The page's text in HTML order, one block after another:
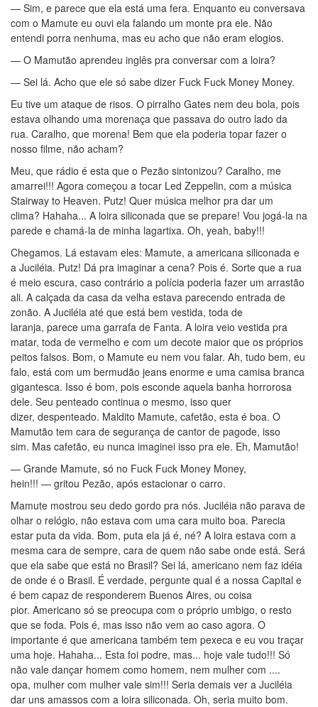
— Sim, e parece que ela está uma fera. Enquanto eu conversava
com o Mamute eu ouvi ela falando um monte pra ele. Não
entendi porra nenhuma, mas eu acho que não eram elogios.
— O Mamutão aprendeu inglês pra conversar com a loira?
— Sei lá. Acho que ele só sabe dizer Fuck Fuck Money Money.
Eu tive um ataque de risos. O pirralho Gates nem deu bola, pois
estava olhando uma morenaça que passava do outro lado da
rua. Caralho, que morena! Bem que ela poderia topar fazer o
nosso filme, não acham?
Meu, que rádio é esta que o Pezão sintonizou? Caralho, me
amarrei!!! Agora começou a tocar Led Zeppelin, com a música
Stairway to Heaven. Putz! Quer música melhor pra dar um
clima? Hahaha... A loira siliconada que se prepare! Vou jogá-la na
parede e chamá-la de minha lagartixa. Oh, yeah, baby!!!
Chegamos. Lá estavam eles: Mamute, a americana siliconada e
a Juciléia. Putz! Dá pra imaginar a cena? Pois é. Sorte que a rua
é meio escura, caso contrário a polícia poderia fazer um arrastão
ali. A calçada da casa da velha estava parecendo entrada de
zonão. A Juciléia até que está bem vestida, toda de
laranja, parece uma garrafa de Fanta. A loira veio vestida pra
matar, toda de vermelho e com um decote maior que os próprios
peitos falsos. Bom, o Mamute eu nem vou falar. Ah, tudo bem, eu
falo, está com um bermudão jeans enorme e uma camisa branca
gigantesca. Isso é bom, pois esconde aquela banha horrorosa
dele. Seu penteado continua o mesmo, isso quer
dizer, despenteado. Maldito Mamute, cafetão, esta é boa. O
Mamutão tem cara de segurança de cantor de pagode, isso
sim. Mas cafetão, eu nunca imaginei isso pra ele. Eh, Mamutão!
— Grande Mamute, só no Fuck Fuck Money Money,
hein!!! — gritou Pezão, após estacionar o carro.
Mamute mostrou seu dedo gordo pra nós. Juciléia não parava de
olhar o relógio, não estava com uma cara muito boa. Parecia
estar puta da vida. Bom, puta ela já é, né? A loira estava com a
mesma cara de sempre, cara de quem não sabe onde está. Será
que ela sabe que está no Brasil? Sei lá, americano nem faz idéia
de onde é o Brasil. É verdade, pergunte qual é a nossa Capital e
é bem capaz de responderem Buenos Aires, ou coisa
pior. Americano só se preocupa com o próprio umbigo, o resto
que se foda. Pois é, mas isso não vem ao caso agora. O
importante é que americana também tem pexeca e eu vou traçar
uma hoje. Hahaha... Esta foi podre, mas... hoje vale tudo!!! Só
não vale dançar homem como homem, nem mulher com ....
opa, mulher com mulher vale sim!!! Seria demais ver a Juciléia
dar uns amassos com a loira siliconada. Oh, seria muito bom.